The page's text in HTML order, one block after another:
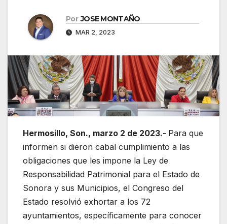
Por JOSE MONTAÑO
MAR 2, 2023
Hermosillo, Son., marzo 2 de 2023.- Para que
informen si dieron cabal cumplimiento a las
obligaciones que les impone la Ley de
Responsabilidad Patrimonial para el Estado de
Sonora y sus Municipios, el Congreso del
Estado resolvió exhortar a los 72
ayuntamientos, específicamente para conocer